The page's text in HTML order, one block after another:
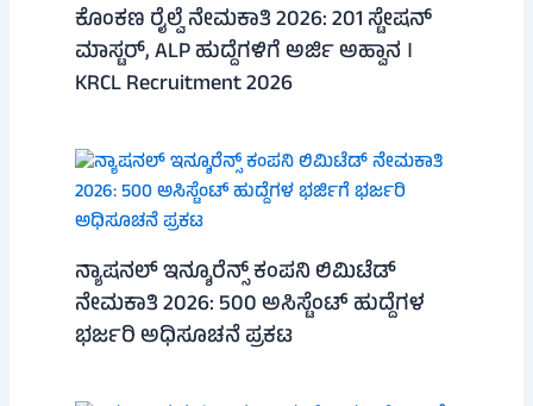
ಕೊಂಕಣ ರೈಲ್ವೆ ನೇಮಕಾತಿ 2026: 201 ಸ್ಟೇಷನ್
ಮಾಸ್ಟರ್, ALP ಹುದ್ದೆಗಳಿಗೆ ಅರ್ಜಿ ಅಹ್ವಾನ ।
KRCL Recruitment 2026
ನ್ಯಾಷನಲ್ ಇನ್ಶೂರೆನ್ಸ್ ಕಂಪನಿ ಲಿಮಿಟೆಡ್
ನೇಮಕಾತಿ 2026: 500 ಅಸಿಸ್ಟೆಂಟ್ ಹುದ್ದೆಗಳ
ಭರ್ಜರಿ ಅಧಿಸೂಚನೆ ಪ್ರಕಟ